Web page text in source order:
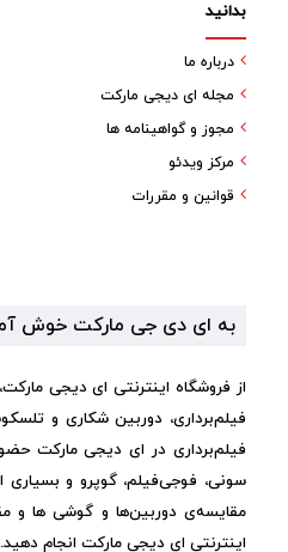
بدانید
درباره ما
مجله ای دیجی مارکت
مجوز و گواهینامه ها
مرکز ویدئو
قوانین و مقررات
به ای دی جی مارکت خوش
از فروشگاه اینترنتی ای دیجی
فیلم‌برداری، دوربین شکاری و
فیلم‌برداری در ای دیجی مارکت
سونی، فوجی‌فیلم، گوپرو و بسیاری
مقایسه‌ی دوربین‌ها و گوشی ها و
اینترنتی ای دیجی مارکت انجام دهید.